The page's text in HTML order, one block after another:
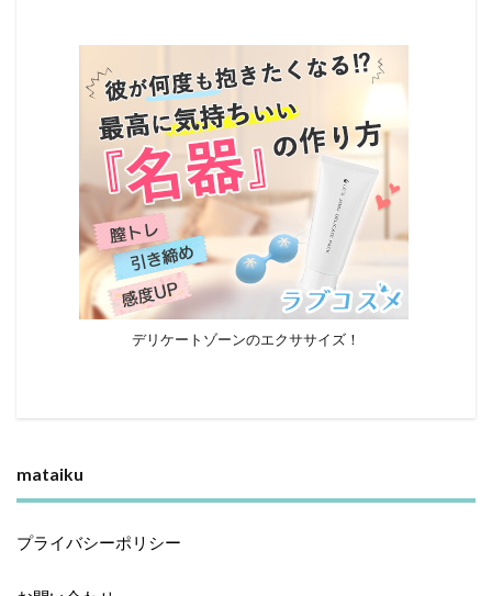
デリケートゾーンのエクササイズ！
mataiku
プライバシーポリシー